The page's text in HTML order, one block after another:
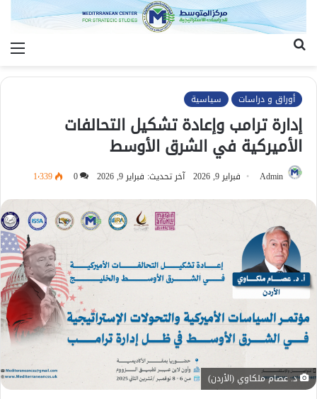
أوراق و دراسات سياسية
إدارة ترامب وإعادة تشكيل التحالفات
الأميركية في الشرق الأوسط
Admin فبراير 9, 2026 آخر تحديث: فبراير 9, 2026 0 1٬339
د. عصام ملكاوي (الأردن)